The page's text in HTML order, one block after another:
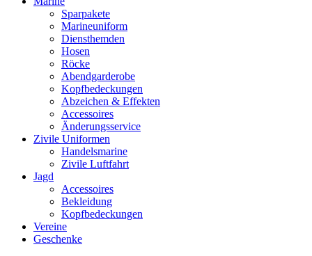
Sparpakete
Marineuniform
Diensthemden
Hosen
Röcke
Abendgarderobe
Kopfbedeckungen
Abzeichen & Effekten
Accessoires
Änderungsservice
Zivile Uniformen
Handelsmarine
Zivile Luftfahrt
Jagd
Accessoires
Bekleidung
Kopfbedeckungen
Vereine
Geschenke